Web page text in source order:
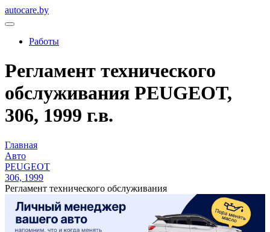
autocare.by
Работы
Регламент технического
обслуживания PEUGEOT,
306, 1999 г.в.
Главная
Авто
PEUGEOT
306, 1999
Регламент технического обслуживания